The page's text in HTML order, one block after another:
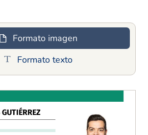
Formato imagen
Formato texto